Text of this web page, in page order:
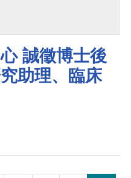
誠徵博士後
助理、臨床